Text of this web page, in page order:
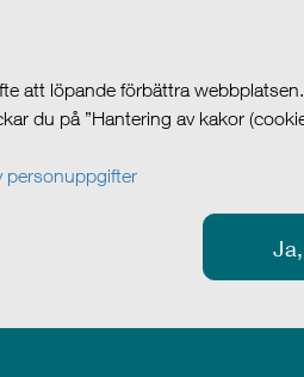
att löpande förbättra
du på ”Hantering av kakor
personuppgifter